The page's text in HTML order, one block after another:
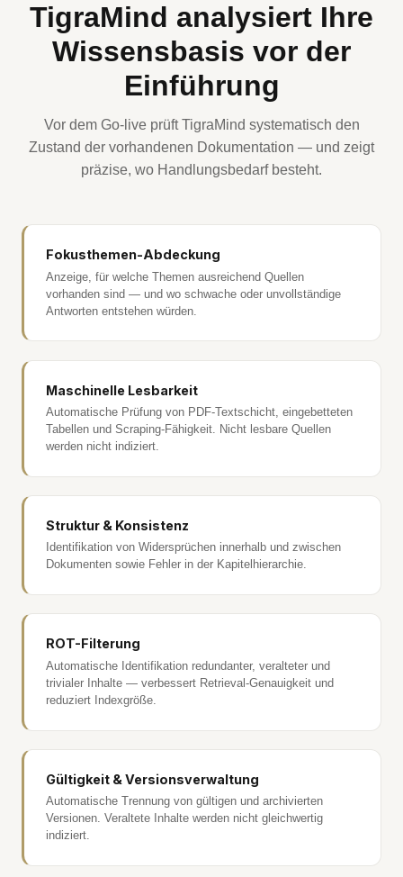
TigraMind analysiert Ihre
Wissensbasis vor der
Einführung
Vor dem Go-live prüft TigraMind systematisch den
Zustand der vorhandenen Dokumentation — und zeigt
präzise, wo Handlungsbedarf besteht.
Fokusthemen-Abdeckung
Anzeige, für welche Themen ausreichend Quellen
vorhanden sind — und wo schwache oder unvollständige
Antworten entstehen würden.
Maschinelle Lesbarkeit
Automatische Prüfung von PDF-Textschicht, eingebetteten
Tabellen und Scraping-Fähigkeit. Nicht lesbare Quellen
werden nicht indiziert.
Struktur & Konsistenz
Identifikation von Widersprüchen innerhalb und zwischen
Dokumenten sowie Fehler in der Kapitelhierarchie.
ROT-Filterung
Automatische Identifikation redundanter, veralteter und
trivialer Inhalte — verbessert Retrieval-Genauigkeit und
reduziert Indexgröße.
Gültigkeit & Versionsverwaltung
Automatische Trennung von gültigen und archivierten
Versionen. Veraltete Inhalte werden nicht gleichwertig
indiziert.